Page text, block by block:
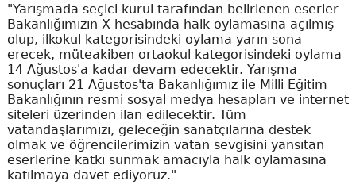
"Yarışmada seçici kurul tarafından belirlenen eserler
Bakanlığımızın X hesabında halk oylamasına açılmış
olup, ilkokul kategorisindeki oylama yarın sona
erecek, müteakiben ortaokul kategorisindeki oylama
14 Ağustos'a kadar devam edecektir. Yarışma
sonuçları 21 Ağustos'ta Bakanlığımız ile Milli Eğitim
Bakanlığının resmi sosyal medya hesapları ve internet
siteleri üzerinden ilan edilecektir. Tüm
vatandaşlarımızı, geleceğin sanatçılarına destek
olmak ve öğrencilerimizin vatan sevgisini yansıtan
eserlerine katkı sunmak amacıyla halk oylamasına
katılmaya davet ediyoruz."